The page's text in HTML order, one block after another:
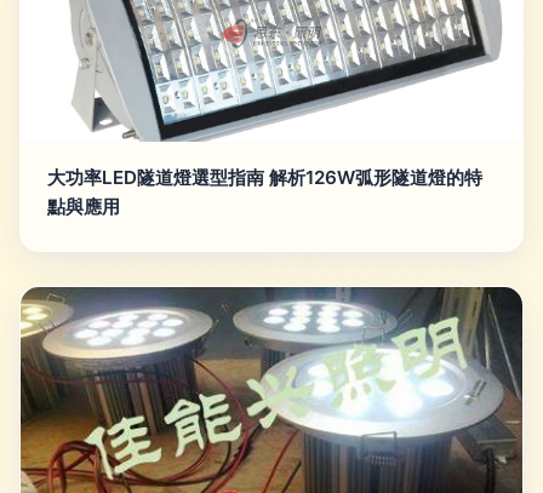
大功率LED隧道燈選型指南 解析126W弧形隧道燈的特
點與應用